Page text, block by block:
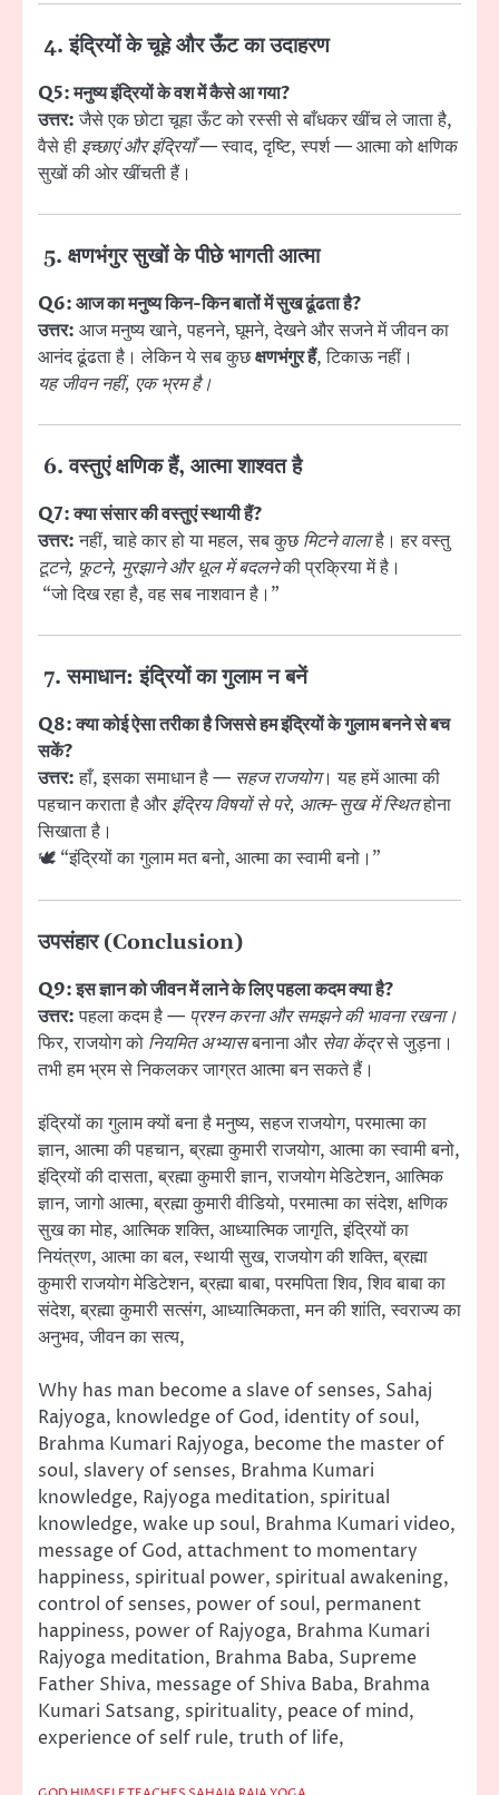
4. इंद्रियों के चूहे और ऊँट का उदाहरण
Q5: मनुष्य इंद्रियों के वश में कैसे आ गया?
उत्तर:जैसे एक छोटा चूहा ऊँट को रस्सी से बाँधकर खींच ले जाता है,
वैसे ही इच्छाएं और इंद्रियाँ— स्वाद, दृष्टि, स्पर्श — आत्मा को क्षणिक
सुखों की ओर खींचती हैं।
5. क्षणभंगुर सुखों के पीछे भागती आत्मा
Q6: आज का मनुष्य किन-किन बातों में सुख ढूंढता है?
उत्तर: आज मनुष्य खाने, पहनने, घूमने, देखने और सजने में जीवन का
आनंद ढूंढता है। लेकिन ये सब कुछक्षणभंगुर हैं, टिकाऊ नहीं।
यह जीवन नहीं, एक भ्रम है।
6. वस्तुएं क्षणिक हैं, आत्मा शाश्वत है
Q7: क्या संसार की वस्तुएं स्थायी हैं?
उत्तर:नहीं, चाहे कार हो या महल, सब कुछमिटने वालाहै। हर वस्तु
टूटने, फूटने, मुरझाने और धूल में बदलनेकी प्रक्रिया में है।
“जो दिख रहा है, वह सब नाशवान है।”
7. समाधान: इंद्रियों का गुलाम न बनें
Q8: क्या कोई ऐसा तरीका है जिससे हम इंद्रियों के गुलाम बनने से बच
सकें?
उत्तर:हाँ, इसका समाधान है — सहज राजयोग। यह हमें आत्मा की
पहचान कराता है और इंद्रिय विषयों से परे, आत्म-सुख में स्थितहोना
सिखाता है।
🕊 “इंद्रियों का गुलाम मत बनो, आत्मा का स्वामी बनो।”
उपसंहार (Conclusion)
Q9: इस ज्ञान को जीवन में लाने के लिए पहला कदम क्या है?
उत्तर:पहला कदम है — प्रश्न करना और समझने की भावना रखना।
फिर, राजयोग को नियमित अभ्यासबनाना और सेवा केंद्रसे जुड़ना।
तभी हम भ्रम से निकलकर जाग्रत आत्मा बन सकते हैं।
इंद्रियों का गुलाम क्यों बना है मनुष्य, सहज राजयोग, परमात्मा का
ज्ञान, आत्मा की पहचान, ब्रह्मा कुमारी राजयोग, आत्मा का स्वामी बनो,
इंद्रियों की दासता, ब्रह्मा कुमारी ज्ञान, राजयोग मेडिटेशन, आत्मिक
ज्ञान, जागो आत्मा, ब्रह्मा कुमारी वीडियो, परमात्मा का संदेश, क्षणिक
सुख का मोह, आत्मिक शक्ति, आध्यात्मिक जागृति, इंद्रियों का
नियंत्रण, आत्मा का बल, स्थायी सुख, राजयोग की शक्ति, ब्रह्मा
कुमारी राजयोग मेडिटेशन, ब्रह्मा बाबा, परमपिता शिव, शिव बाबा का
संदेश, ब्रह्मा कुमारी सत्संग, आध्यात्मिकता, मन की शांति, स्वराज्य का
अनुभव, जीवन का सत्य,
Why has man become a slave of senses, Sahaj
Rajyoga, knowledge of God, identity of soul,
Brahma Kumari Rajyoga, become the master of
soul, slavery of senses, Brahma Kumari
knowledge, Rajyoga meditation, spiritual
knowledge, wake up soul, Brahma Kumari video,
message of God, attachment to momentary
happiness, spiritual power, spiritual awakening,
control of senses, power of soul, permanent
happiness, power of Rajyoga, Brahma Kumari
Rajyoga meditation, Brahma Baba, Supreme
Father Shiva, message of Shiva Baba, Brahma
Kumari Satsang, spirituality, peace of mind,
experience of self rule, truth of life,